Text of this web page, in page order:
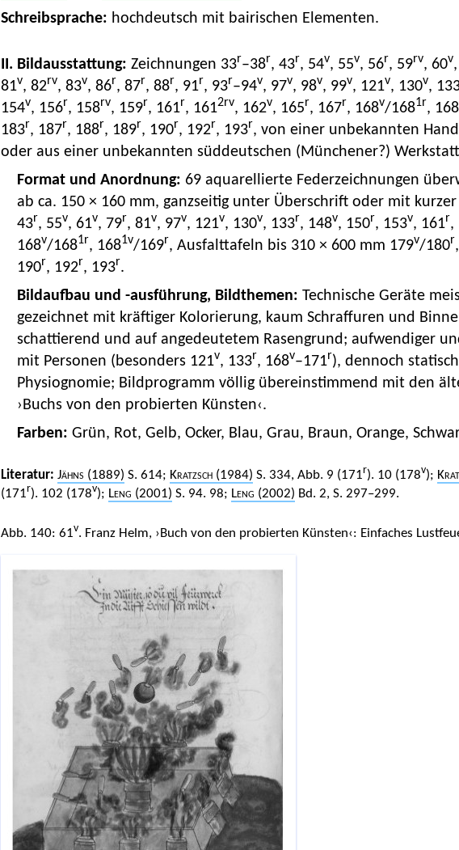
Schreibsprache: hochdeutsch mit bairischen Elementen.
II. Bildausstattung: Zeichnungen 33r–38r, 43r, 54v, 55v, 56r, 59rv, 60v
81v, 82rv, 83v, 86r, 87r, 88r, 91r, 93r–94v, 97v, 98v, 99v, 121v, 130v,
154v, 156r, 158rv, 159r, 161r, 1612rv, 162v, 165r, 167r, 168v/1681r, 168
183r, 187r, 188r, 189r, 190r, 192r, 193r, von einer unbekannten
oder aus einer unbekannten süddeutschen (Münchener?)
Format und Anordnung: 69 aquarellierte Federzeichnungen
ab ca. 150 × 160 mm, ganzseitig unter Überschrift oder mit
43r, 55v, 61v, 79r, 81v, 97v, 121v, 130v, 133r, 148v, 150r, 153v, 161r,
168v/1681r, 1681v/169r, Ausfalttafeln bis 310 × 600 mm 179v/180r
190r, 192r, 193r.
Bildaufbau und -ausführung, Bildthemen: Technische Geräte
gezeichnet mit kräftiger Kolorierung, kaum Schraffuren und
schattierend und auf angedeutetem Rasengrund; aufwendiger
mit Personen (besonders 121v, 133r, 168v–171r), dennoch
Physiognomie; Bildprogramm völlig übereinstimmend mit den
›Buchs von den probierten Künsten‹.
Farben: Grün, Rot, Gelb, Ocker, Blau, Grau, Braun, Orange,
Literatur: Jähns (1889) S. 614; Kratzsch(1984) S. 334, Abb. 9 (171r). 10 (178v);
(171r). 102 (178v); Leng (2001) S. 94. 98; Leng (2002) Bd. 2, S. 297–299.
Abb. 140: 61v. Franz Helm, ›Buch von den probierten Künsten‹: Einfaches